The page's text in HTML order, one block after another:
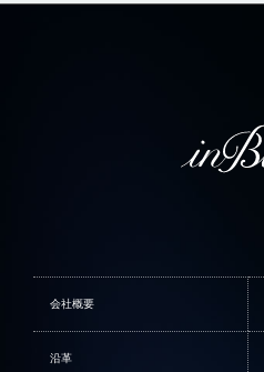
会社概要
沿革